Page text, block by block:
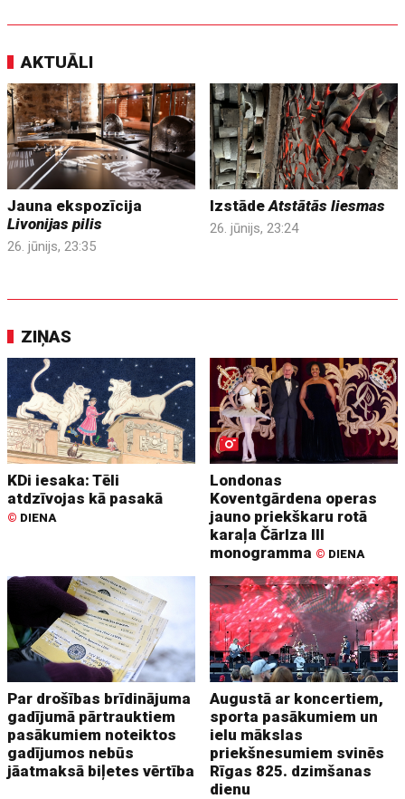
AKTUĀLI
Jauna ekspozīcija
Livonijas pilis
26. jūnijs, 23:35
IzstādeAtstātās liesmas
26. jūnijs, 23:24
ZIŅAS
KDi iesaka: Tēli
atdzīvojas kā pasakā
© DIENA
Londonas
Koventgārdena operas
jauno priekškaru rotā
karaļa Čārlza III
monogramma © DIENA
Par drošības brīdinājuma
gadījumā pārtrauktiem
pasākumiem noteiktos
gadījumos nebūs
jāatmaksā biļetes vērtība
Augustā ar koncertiem,
sporta pasākumiem un
ielu mākslas
priekšnesumiem svinēs
Rīgas 825. dzimšanas
dienu